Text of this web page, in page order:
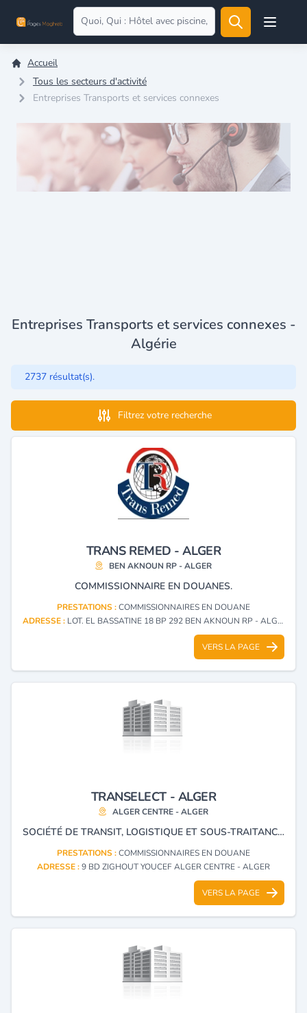
Open
Accueil
Tous les secteurs d'activité
Entreprises Transports et services connexes
Entreprises Transports et services connexes -
Algérie
2737 résultat(s).
Filtrez votre recherche
TRANS REMED - ALGER
BEN AKNOUN RP - ALGER
COMMISSIONNAIRE EN DOUANES.
PRESTATIONS :COMMISSIONNAIRES EN DOUANE
ADRESSE : LOT. EL BASSATINE 18 BP 292 BEN AKNOUN RP - ALGER
VERS LA PAGE
TRANSELECT - ALGER
ALGER CENTRE - ALGER
SOCIÉTÉ DE TRANSIT, LOGISTIQUE ET SOUS-TRAITANCE DE TRANSPORT.
PRESTATIONS :COMMISSIONNAIRES EN DOUANE
ADRESSE :9 BD ZIGHOUT YOUCEF ALGER CENTRE - ALGER
VERS LA PAGE